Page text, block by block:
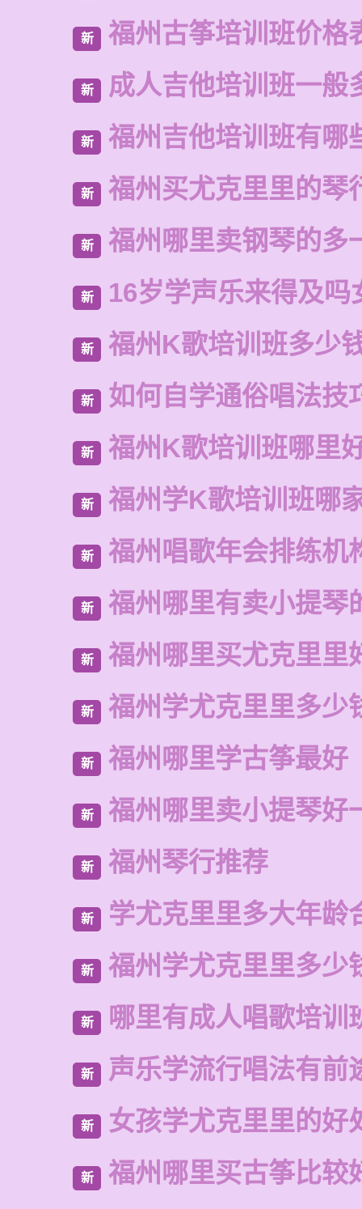
新 福州古筝培训班价格
新 成人吉他培训班一般
新 福州吉他培训班有哪
新 福州买尤克里里的琴
新 福州哪里卖钢琴的多
新 16岁学声乐来得及吗
新 福州K歌培训班多少
新 如何自学通俗唱法技
新 福州K歌培训班哪里
新 福州学K歌培训班哪
新 福州唱歌年会排练机
新 福州哪里有卖小提琴
新 福州哪里买尤克里里
新 福州学尤克里里多少
新 福州哪里学古筝最好
新 福州哪里卖小提琴好
新 福州琴行推荐
新 学尤克里里多大年龄
新 福州学尤克里里多少
新 哪里有成人唱歌培训
新 声乐学流行唱法有前
新 女孩学尤克里里的好
新 福州哪里买古筝比较